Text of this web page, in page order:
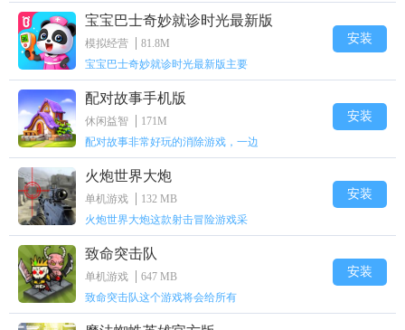
宝宝巴士奇妙就诊时光最新版
模拟经营
81.8M
宝宝巴士奇妙就诊时光最新版主要
安装
配对故事手机版
休闲益智
171M
配对故事非常好玩的消除游戏，一边
安装
火炮世界大炮
单机游戏
132 MB
火炮世界大炮这款射击冒险游戏采
安装
致命突击队
单机游戏
647 MB
​致命突击队这个游戏将会给所有
安装